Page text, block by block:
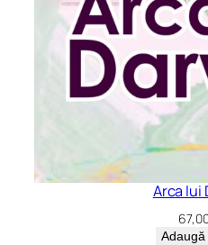
Arca lui